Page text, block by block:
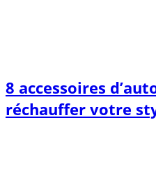
8 accessoires
réchauffer votre